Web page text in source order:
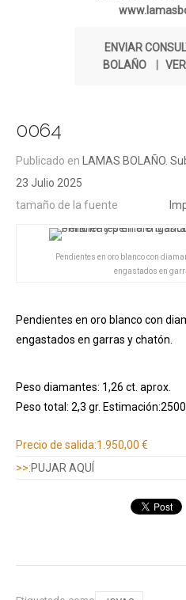
ENVIAR
BOLAÑO|
0064
Publicado en
LAMAS BOLAÑO.
23 Julio 2025
tamaño de la fuente
Pendientes en oro blanco con
engastados en
Pendientes en oro blanco con
engastados en garras y chatón.
Peso diamantes: 1,26 ct. aprox.
Peso total: 2,3 gr.
Precio de salida:1.950,00 €
>>:PUJAR AQUÍ